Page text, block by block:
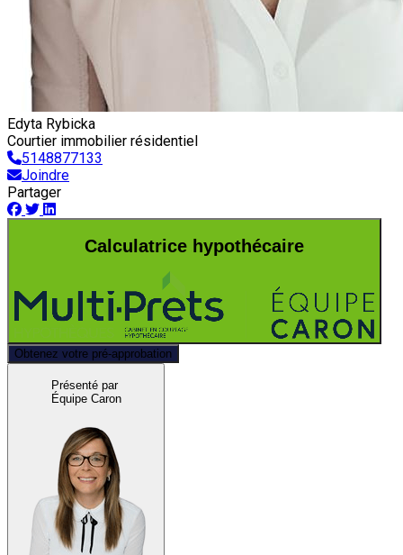
Edyta Rybicka
Courtier immobilier résidentiel
5148877133
Joindre
Partager
Calculatrice hypothécaire
Obtenez votre pré-approbation
Présenté par
Équipe Caron